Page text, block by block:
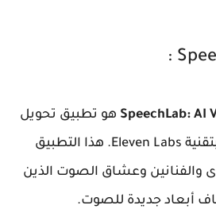
SpeechLab: AI هو تطبيق تحويل
صوتي شامل مدعوم بتقنية Eleven Labs. هذا التطبيق
والفنانين وعشاق الصوت الذين
أبعاد جديدة للصوت.